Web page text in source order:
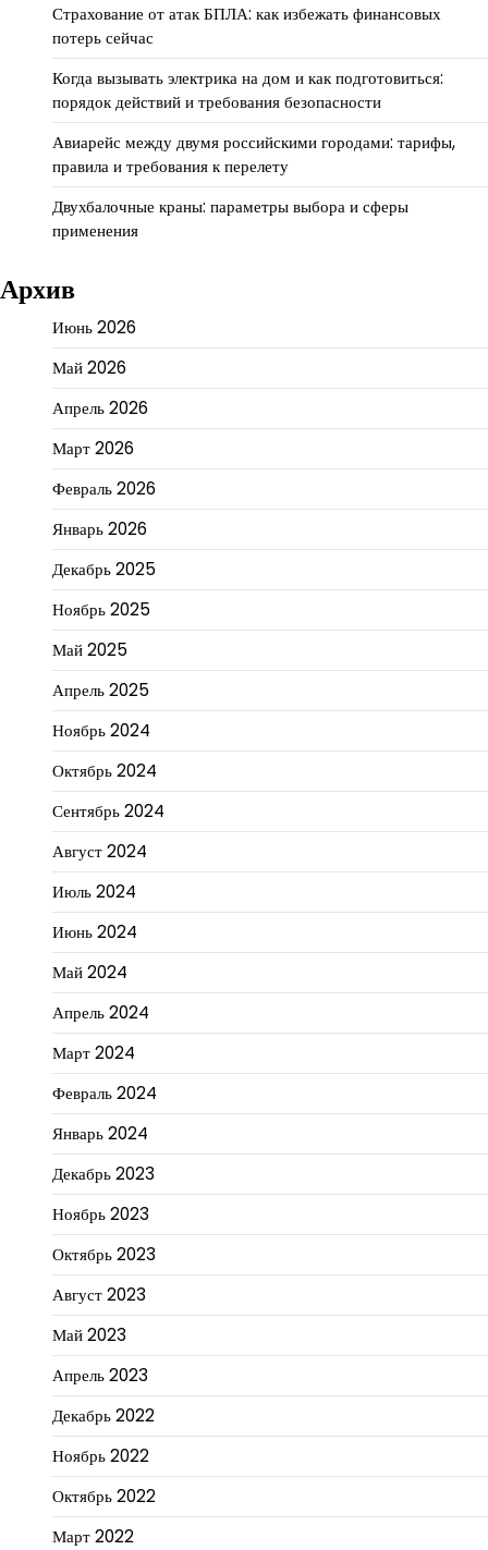
Страхование от атак БПЛА: как избежать финансовых
потерь сейчас
Когда вызывать электрика на дом и как подготовиться:
порядок действий и требования безопасности
Авиарейс между двумя российскими городами: тарифы,
правила и требования к перелету
Двухбалочные краны: параметры выбора и сферы
применения
Архив
Июнь 2026
Май 2026
Апрель 2026
Март 2026
Февраль 2026
Январь 2026
Декабрь 2025
Ноябрь 2025
Май 2025
Апрель 2025
Ноябрь 2024
Октябрь 2024
Сентябрь 2024
Август 2024
Июль 2024
Июнь 2024
Май 2024
Апрель 2024
Март 2024
Февраль 2024
Январь 2024
Декабрь 2023
Ноябрь 2023
Октябрь 2023
Август 2023
Май 2023
Апрель 2023
Декабрь 2022
Ноябрь 2022
Октябрь 2022
Март 2022